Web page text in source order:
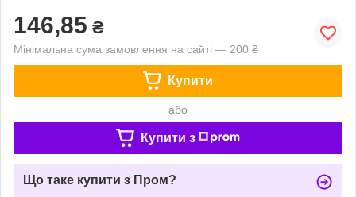
146,85 ₴
Мінімальна сума замовлення на сайті — 200 ₴
Купити
або
Купити з
Що таке купити з Пром?